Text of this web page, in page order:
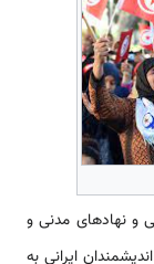
و نهادهای مدنی و
ایرانی به